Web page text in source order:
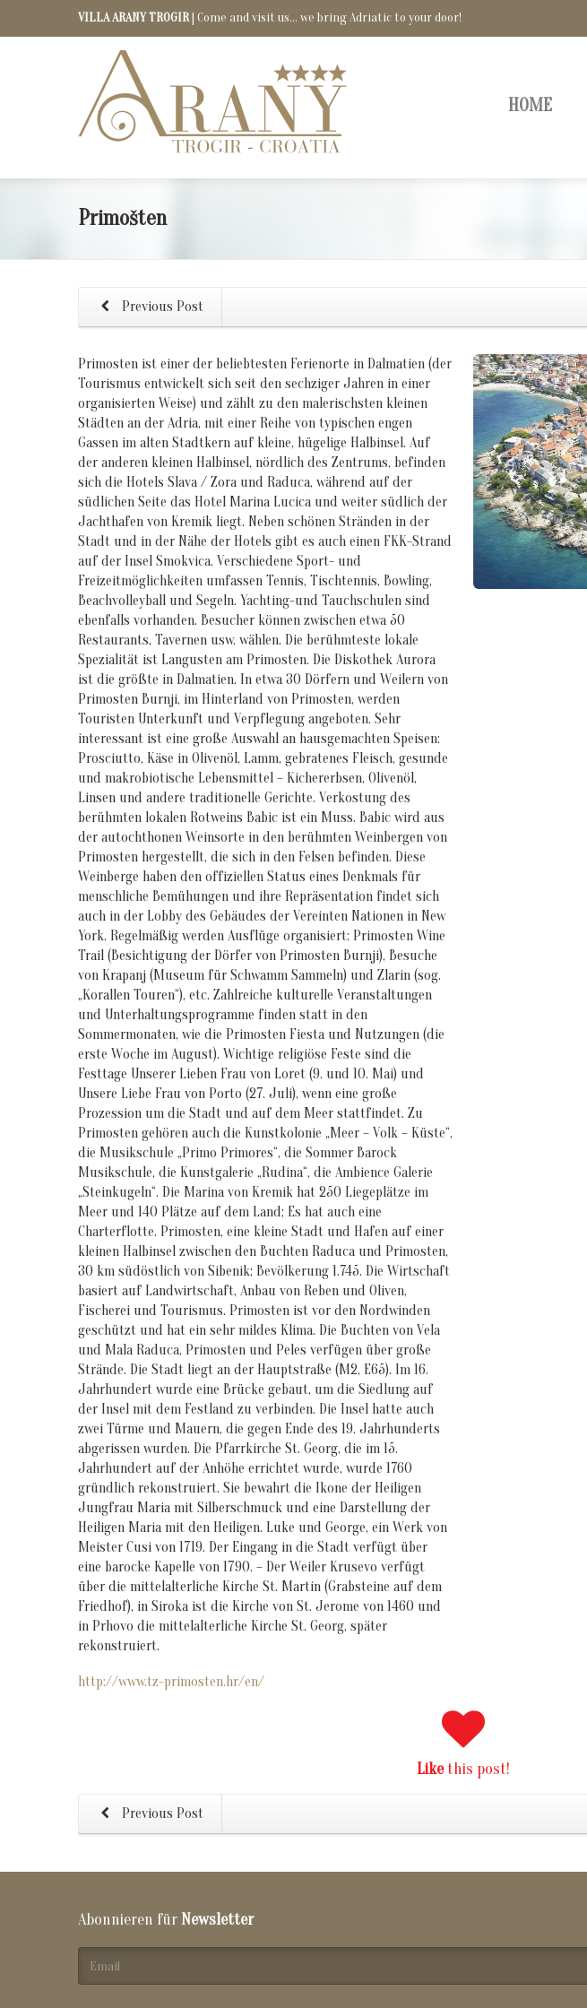
VILLA ARANY TROGIR| Come and visit us... we bring Adriatic to your door!
HOME
Primošten
Previous Post
Primosten ist einer der beliebtesten Ferienorte in Dalmatien (der
Tourismus entwickelt sich seit den sechziger Jahren in einer
organisierten Weise) und zählt zu den malerischsten kleinen
Städten an der Adria, mit einer Reihe von typischen engen
Gassen im alten Stadtkern auf kleine, hügelige Halbinsel. Auf
der anderen kleinen Halbinsel, nördlich des Zentrums, befinden
sich die Hotels Slava / Zora und Raduca, während auf der
südlichen Seite das Hotel Marina Lucica und weiter südlich der
Jachthafen von Kremik liegt. Neben schönen Stränden in der
Stadt und in der Nähe der Hotels gibt es auch einen FKK-Strand
auf der Insel Smokvica. Verschiedene Sport- und
Freizeitmöglichkeiten umfassen Tennis, Tischtennis, Bowling,
Beachvolleyball und Segeln. Yachting-und Tauchschulen sind
ebenfalls vorhanden. Besucher können zwischen etwa 50
Restaurants, Tavernen usw. wählen. Die berühmteste lokale
Spezialität ist Langusten am Primosten. Die Diskothek Aurora
ist die größte in Dalmatien. In etwa 30 Dörfern und Weilern von
Primosten Burnji, im Hinterland von Primosten, werden
Touristen Unterkunft und Verpflegung angeboten. Sehr
interessant ist eine große Auswahl an hausgemachten Speisen:
Prosciutto, Käse in Olivenöl, Lamm, gebratenes Fleisch, gesunde
und makrobiotische Lebensmittel – Kichererbsen, Olivenöl,
Linsen und andere traditionelle Gerichte. Verkostung des
berühmten lokalen Rotweins Babic ist ein Muss. Babic wird aus
der autochthonen Weinsorte in den berühmten Weinbergen von
Primosten hergestellt, die sich in den Felsen befinden. Diese
Weinberge haben den offiziellen Status eines Denkmals für
menschliche Bemühungen und ihre Repräsentation findet sich
auch in der Lobby des Gebäudes der Vereinten Nationen in New
York. Regelmäßig werden Ausflüge organisiert: Primosten Wine
Trail (Besichtigung der Dörfer von Primosten Burnji), Besuche
von Krapanj (Museum für Schwamm Sammeln) und Zlarin (sog.
„Korallen Touren“), etc. Zahlreiche kulturelle Veranstaltungen
und Unterhaltungsprogramme finden statt in den
Sommermonaten, wie die Primosten Fiesta und Nutzungen (die
erste Woche im August). Wichtige religiöse Feste sind die
Festtage Unserer Lieben Frau von Loret (9. und 10. Mai) und
Unsere Liebe Frau von Porto (27. Juli), wenn eine große
Prozession um die Stadt und auf dem Meer stattfindet. Zu
Primosten gehören auch die Kunstkolonie „Meer – Volk – Küste“,
die Musikschule „Primo Primores“, die Sommer Barock
Musikschule, die Kunstgalerie „Rudina“, die Ambience Galerie
„Steinkugeln“. Die Marina von Kremik hat 250 Liegeplätze im
Meer und 140 Plätze auf dem Land; Es hat auch eine
Charterflotte. Primosten, eine kleine Stadt und Hafen auf einer
kleinen Halbinsel zwischen den Buchten Raduca und Primosten,
30 km südöstlich von Sibenik; Bevölkerung 1.745. Die Wirtschaft
basiert auf Landwirtschaft, Anbau von Reben und Oliven,
Fischerei und Tourismus. Primosten ist vor den Nordwinden
geschützt und hat ein sehr mildes Klima. Die Buchten von Vela
und Mala Raduca, Primosten und Peles verfügen über große
Strände. Die Stadt liegt an der Hauptstraße (M2, E65). Im 16.
Jahrhundert wurde eine Brücke gebaut, um die Siedlung auf
der Insel mit dem Festland zu verbinden. Die Insel hatte auch
zwei Türme und Mauern, die gegen Ende des 19. Jahrhunderts
abgerissen wurden. Die Pfarrkirche St. Georg, die im 15.
Jahrhundert auf der Anhöhe errichtet wurde, wurde 1760
gründlich rekonstruiert. Sie bewahrt die Ikone der Heiligen
Jungfrau Maria mit Silberschmuck und eine Darstellung der
Heiligen Maria mit den Heiligen. Luke und George, ein Werk von
Meister Cusi von 1719. Der Eingang in die Stadt verfügt über
eine barocke Kapelle von 1790. – Der Weiler Krusevo verfügt
über die mittelalterliche Kirche St. Martin (Grabsteine ​​auf dem
Friedhof), in Siroka ist die Kirche von St. Jerome von 1460 und
in Prhovo die mittelalterliche Kirche St. Georg, später
rekonstruiert.
http://www.tz-primosten.hr/en/
Likethis post!
Previous Post
Abonnieren für Newsletter